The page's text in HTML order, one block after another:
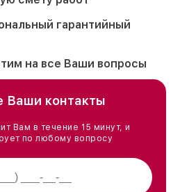
гарантийный
на все Ваши вопросы
Ваши контакты
Вам в течение 15 минут, и
по любому вопросу